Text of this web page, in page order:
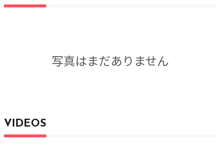
写真はまだありません
VIDEOS